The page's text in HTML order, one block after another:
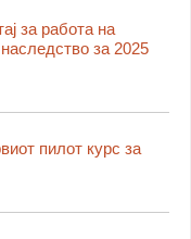
за работа на
за 2025
пилот курс за